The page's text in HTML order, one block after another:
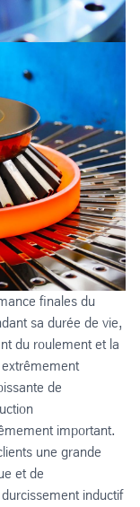
finales du
sa durée de vie,
du roulement et la
de
important.
une grande
et de
inductif